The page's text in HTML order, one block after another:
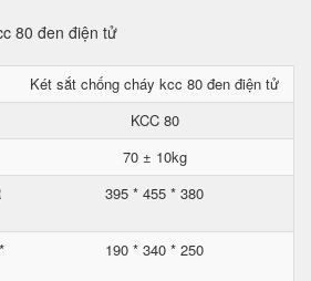
Két sắt chống cháy kcc 80 đen điện tử
KCC 80
70 ± 10kg
395 * 455 * 380
190 * 340 * 250